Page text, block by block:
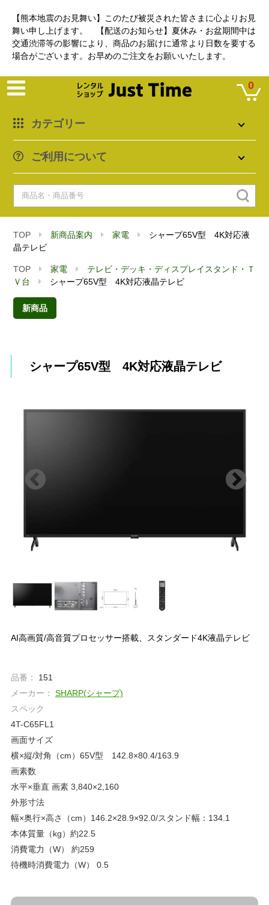
【熊本地震のお見舞い】このたび被災された皆さまに心よりお見
舞い申し上げます。 【配送のお知らせ】夏休み・お盆期間中は
交通渋滞等の影響により、商品のお届けに通常より日数を要する
場合がございます。お早めのご注文をお願いいたします。
カテゴリー
ご利用について
0
TOP 新商品案内 家電
シャープ65V型 4K対応液
晶テレビ
TOP 家電
テレビ・デッキ・ディスプレイスタンド・Ｔ
Ｖ台
シャープ65V型 4K対応液晶テレビ
新商品
シャープ65V型 4K対応液晶テレビ
AI高画質/高音質プロセッサー搭載、スタンダード4K液晶テレビ
品番：
151
メーカー：
SHARP(シャープ)
スペック
4T-C65FL1
画面サイズ
横×縦/対角（cm）65V型 142.8×80.4/163.9
画素数
水平×垂直 画素 3,840×2,160
外形寸法
幅×奥行×高さ（cm）146.2×28.9×92.0/スタンド幅：134.1
本体質量（kg）約22.5
消費電力（W） 約259
待機時消費電力（W） 0.5